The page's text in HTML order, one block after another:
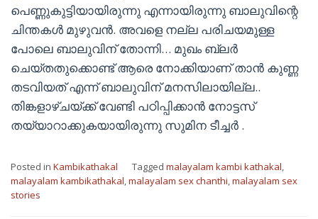
പെണ്ണുകുട്ടിയായിരുന്നു എന്നായിരുന്നു ബാലുവിന്റെ
ചിന്തകൾ മുഴുവൻ. അവളെ നല്ല പരിചയമുള്ള
പോലെ ബാലുവിന് തോന്നി… മുഖം ബ്ലർ
ചെയ്തതുക്കൊണ്ട് ആരെ നോക്കിയാണ് താൻ കുണ്ണ
തടവിയത് എന്ന് ബാലുവിന് മനസിലായില്ല..
തിങ്കളാഴ്ചയ്ക്ക് വേണ്ടി പഠിപ്പിക്കാൻ നോട്ടസ്
തയ്യാറാക്കുകയായിരുന്നു സുമിന ടീച്ചർ .
Posted in Kambikathakal Tagged malayalam kambi kathakal,
malayalam kambikathakal,malayalam sex chanthi,malayalam sex
stories